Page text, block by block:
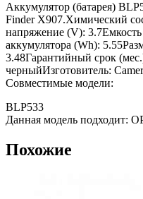
Аккумулятор (батарея)
Finder X907.Химический
напряжение (V):
аккумулятора (Wh):
3.48Гарантийный срок
черныйИзготовитель:
Совместимые модели:
BLP533
Данная модель подходит:
Похожие